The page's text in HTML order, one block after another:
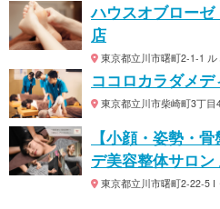
ハウスオブロー
店
東京都立川市曙町2-1-1
ココロカラダメ
東京都立川市柴崎町3丁目
【小顔・姿勢・
デ美容整体サロン
東京都立川市曙町2-22-5 I